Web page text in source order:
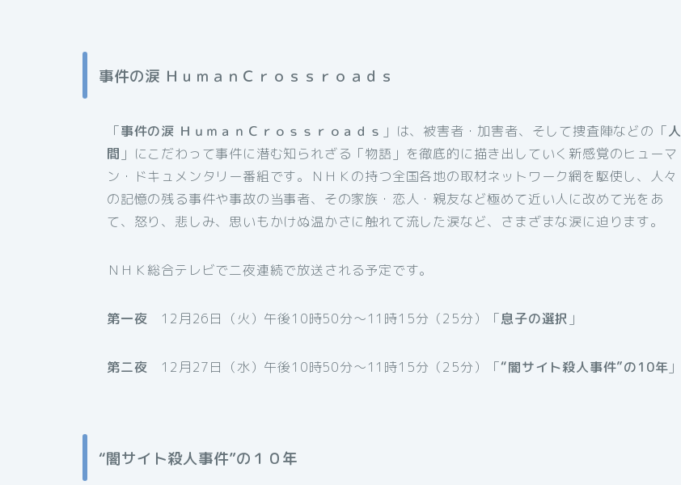
事件の涙 ＨｕｍａｎＣｒｏｓｓｒｏａｄｓ
「事件の涙 ＨｕｍａｎＣｒｏｓｓｒｏａｄｓ 」は、被害者・加害者、そして捜査陣などの「人
間 」にこだわって事件に潜む知られざる「物語」を徹底的に描き出していく新感覚のヒューマ
ン・ドキュメンタリー番組です。ＮＨＫの持つ全国各地の取材ネットワーク網を駆使し、人々
の記憶の残る事件や事故の当事者、その家族・恋人・親友など極めて近い人に改めて光をあ
て、怒り、悲しみ、思いもかけぬ温かさに触れて流した涙など、さまざまな涙に迫ります。
ＮＨＫ総合テレビで二夜連続で放送される予定です。
第一夜 12月26日（火）午後10時50分～11時15分（25分）「息子の選択 」
第二夜 12月27日（水）午後10時50分～11時15分（25分）「“闇サイト殺人事件”の10年 」
“闇サイト殺人事件”の１０年